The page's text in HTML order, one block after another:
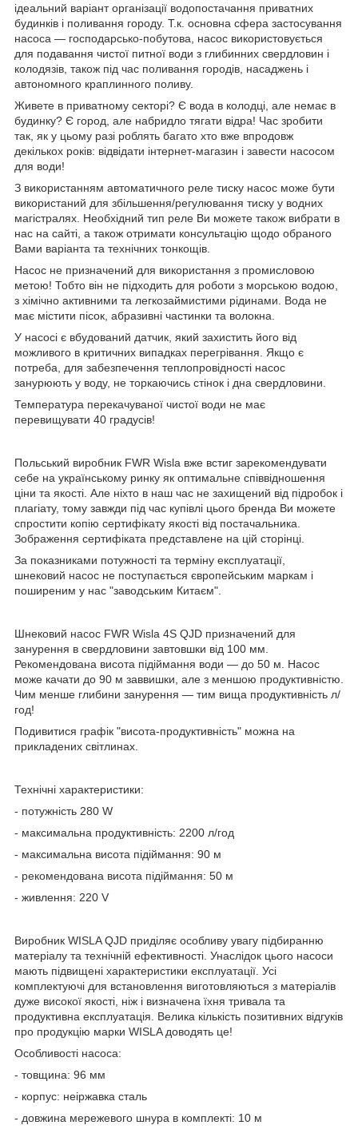
ідеальний варіант організації водопостачання приватних
будинків і поливання городу. Т.к. основна сфера застосування
насоса — господарсько-побутова, насос використовується
для подавання чистої питної води з глибинних свердловин і
колодязів, також під час поливання городів, насаджень і
автономного краплинного поливу.
Живете в приватному секторі? Є вода в колодці, але немає в
будинку? Є город, але набридло тягати відра! Час зробити
так, як у цьому разі роблять багато хто вже впродовж
декількох років: відвідати інтернет-магазин і завести насосом
для води!
З використанням автоматичного реле тиску насос може бути
використаний для збільшення/регулювання тиску у водних
магістралях. Необхідний тип реле Ви можете також вибрати в
нас на сайті, а також отримати консультацію щодо обраного
Вами варіанта та технічних тонкощів.
Насос не призначений для використання з промисловою
метою! Тобто він не підходить для роботи з морською водою,
з хімічно активними та легкозаймистими рідинами. Вода не
має містити пісок, абразивні частинки та волокна.
У насосі є вбудований датчик, який захистить його від
можливого в критичних випадках перегрівання. Якщо є
потреба, для забезпечення теплопровідності насос
занурюють у воду, не торкаючись стінок і дна свердловини.
Температура перекачуваної чистої води не має
перевищувати 40 градусів!
Польський виробник FWR Wisla вже встиг зарекомендувати
себе на українському ринку як оптимальне співвідношення
ціни та якості. Але ніхто в наш час не захищений від підробок і
плагіату, тому завжди під час купівлі цього бренда Ви можете
спростити копію сертифікату якості від постачальника.
Зображення сертифіката представлене на цій сторінці.
За показниками потужності та терміну експлуатації,
шнековий насос не поступається європейським маркам і
поширеним у нас "заводським Китаєм".
Шнековий насос FWR Wisla 4S QJD призначений для
занурення в свердловини завтовшки від 100 мм.
Рекомендована висота підіймання води — до 50 м. Насос
може качати до 90 м заввишки, але з меншою продуктивністю.
Чим менше глибини занурення — тим вища продуктивність л/
год!
Подивитися графік "висота-продуктивність" можна на
прикладених світлинах.
Технічні характеристики:
- потужність 280 W
- максимальна продуктивність: 2200 л/год
- максимальна висота підіймання: 90 м
- рекомендована висота підіймання: 50 м
- живлення: 220 V
Виробник WISLA QJD приділяє особливу увагу підбиранню
матеріалу та технічній ефективності. Унаслідок цього насоси
мають підвищені характеристики експлуатації. Усі
комплектуючі для встановлення виготовляються з матеріалів
дуже високої якості, ніж і визначена їхня тривала та
продуктивна експлуатація. Велика кількість позитивних відгуків
про продукцію марки WISLA доводять це!
Особливості насоса:
- товщина: 96 мм
- корпус: неіржавка сталь
- довжина мережевого шнура в комплекті: 10 м